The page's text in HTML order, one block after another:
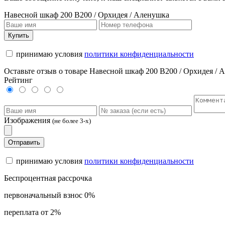
Навесной шкаф 200 В200 / Орхидея / Аленушка
Купить
принимаю условия политики конфиденциальности
Оставьте отзыв о товаре Навесной шкаф 200 В200 / Орхидея /
Рейтинг
Изображения (не более 3-х)
Отправить
принимаю условия политики конфиденциальности
Беспроцентная рассрочка
первоначальный взнос 0%
переплата от 2%